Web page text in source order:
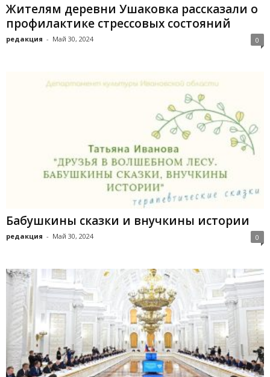
Жителям деревни Ушаковка рассказали о
профилактике стрессовых состояний
редакция - Май 30, 2024 0
Бабушкины сказки и внучкины истории
редакция - Май 30, 2024 0